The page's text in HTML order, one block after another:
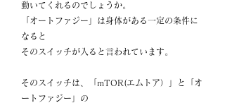
動いてくれるのでしょうか。
「オートファジー」は身体がある一定の条件に
なると
そのスイッチが入ると言われています。
そのスイッチは、「mTOR(エムトア）」と「オ
ートファジー」の